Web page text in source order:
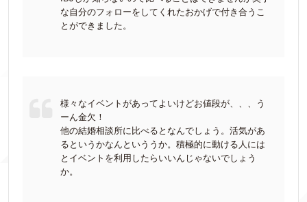
な自分のフォローをしてくれたおかげで付き合うこ
とができました。
様々なイベントがあってよいけどお値段が、、、う
ーん金欠！
他の結婚相談所に比べるとなんでしょう。活気があ
るというかなんといううか。積極的に動ける人には
とイベントを利用したらいいんじゃないでしょう
か。